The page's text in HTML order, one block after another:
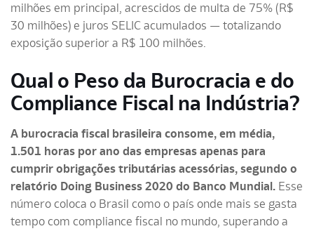
milhões em principal, acrescidos de multa de 75% (R$
30 milhões) e juros SELIC acumulados — totalizando
exposição superior a R$ 100 milhões.
Qual o Peso da Burocracia e do
Compliance Fiscal na Indústria?
A burocracia fiscal brasileira consome, em média,
1.501 horas por ano das empresas apenas para
cumprir obrigações tributárias acessórias, segundo o
relatório Doing Business 2020 do Banco Mundial. Esse
número coloca o Brasil como o país onde mais se gasta
tempo com compliance fiscal no mundo, superando a